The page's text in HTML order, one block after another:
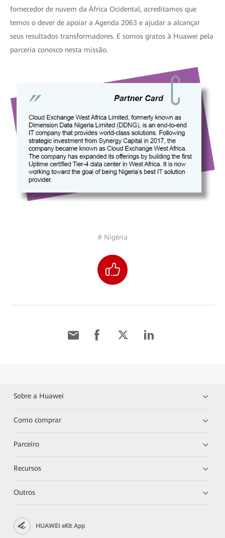
fornecedor de nuvem da África Ocidental, acreditamos que
temos o dever de apoiar a Agenda 2063 e ajudar a alcançar
seus resultados transformadores. E somos gratos à Huawei pela
parceria conosco nesta missão.
# Nigéria
Sobre a Huawei
Como comprar
Parceiro
Recursos
Outros
HUAWEI eKit App